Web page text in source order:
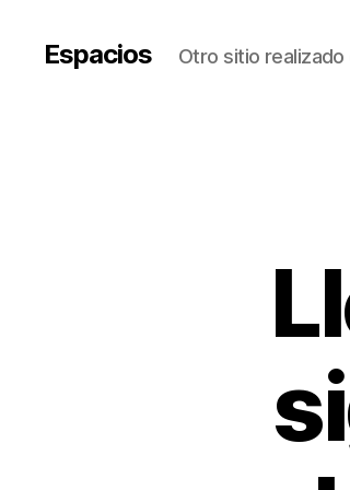
Espacios Otro sitio